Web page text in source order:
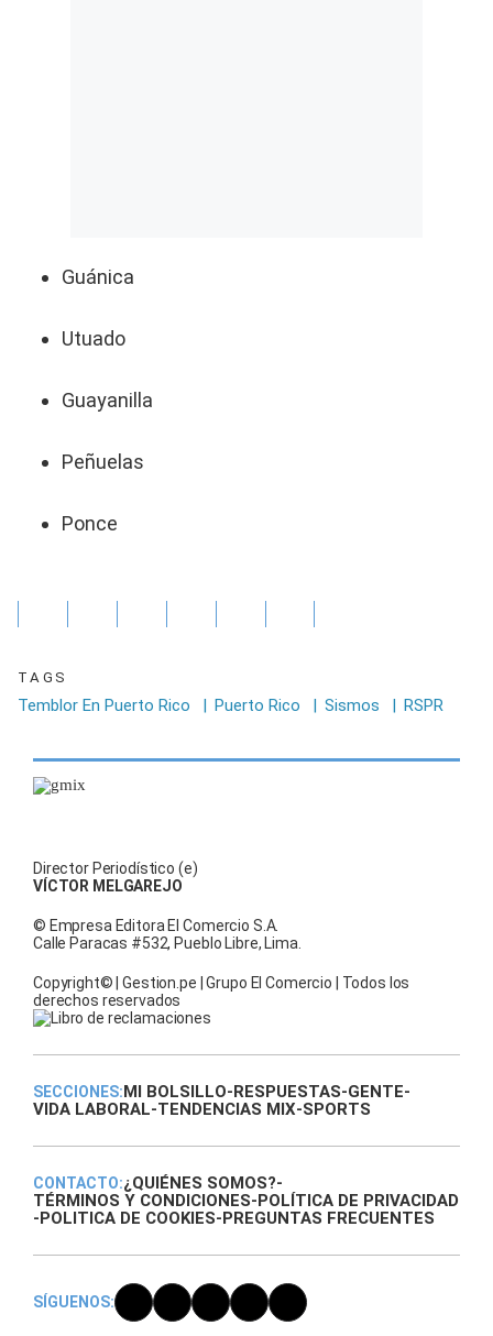
Guánica
Utuado
Guayanilla
Peñuelas
Ponce
TAGS
Temblor En Puerto Rico | Puerto Rico | Sismos | RSPR
Director Periodístico (e)
VÍCTOR MELGAREJO
© Empresa Editora El Comercio S.A.
Calle Paracas #532, Pueblo Libre, Lima.
Copyright© | Gestion.pe | Grupo El Comercio | Todos los
derechos reservados
SECCIONES:MI BOLSILLO-RESPUESTAS-GENTE-
VIDA LABORAL-TENDENCIAS MIX-SPORTS
CONTACTO:¿QUIÉNES SOMOS?-
TÉRMINOS Y CONDICIONES-POLÍTICA DE PRIVACIDAD
-POLITICA DE COOKIES-PREGUNTAS FRECUENTES
SÍGUENOS: